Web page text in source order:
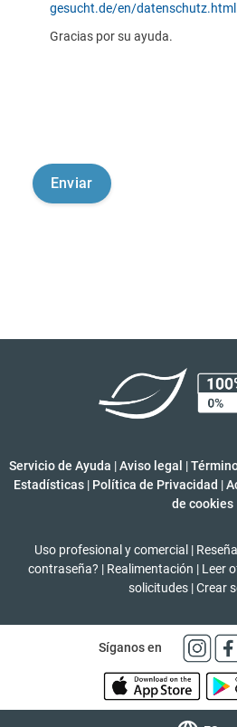
gesucht.de/en/datenschutz.html
Gracias por su ayuda.
Servicio de Ayuda |Aviso legal |
Estadísticas | Política de Privacidad |
de cookies
Uso profesional y comercial |
contraseña? | Realimentación | Leer
solicitudes |Crear
Síganos en